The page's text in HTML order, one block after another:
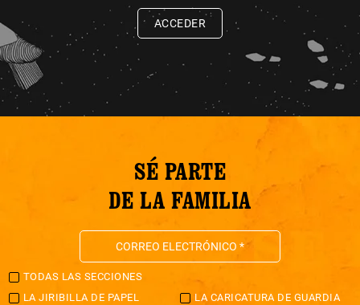
ACCEDER
SÉ PARTE
DE LA FAMILIA
TODAS LAS SECCIONES
LA JIRIBILLA DE PAPEL
LA CARICATURA DE GUARDIA